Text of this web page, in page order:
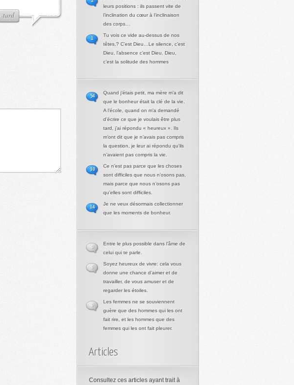
tard
leurs positions : ils passent vite de
l’inclination du cœur à l’inclinaison
des corps…
Tu vois ce vide au-dessus de nos
têtes,? C’est Dieu…Le silence, c’est
Dieu, l’absence c’est Dieu. Dieu,
c’est la solitude des hommes
1
Quand j’étais petit, ma mère m’a dit
que le bonheur était la clé de la vie.
A l’école, quand on m’a demandé
d’écrire ce que je voulais être plus
tard, j’ai répondu « heureux ». Ils
m’ont dit que je n’avais pas compris
la question, je leur ai répondu qu’ils
n’avaient pas compris la vie.
54
Ce n’est pas parce que les choses
sont difficiles que nous n’osons pas,
mais parce que nous n’osons pas
qu’elles sont difficiles.
30
Je ne veux désormais collectionner
que les moments de bonheur.
14
Entre le plus possible dans l’âme de
celui qui te parle.
0
Soyez heureux de vivre: cela vous
donne une chance d’aimer et de
travailler, de vous amuser et de
regarder les étoiles.
0
Les femmes ne se souviennent
guère que des hommes qui les ont
fait rire, et les hommes que des
femmes qui les ont fait pleurer.
0
Articles
Consultez ces articles ayant trait à